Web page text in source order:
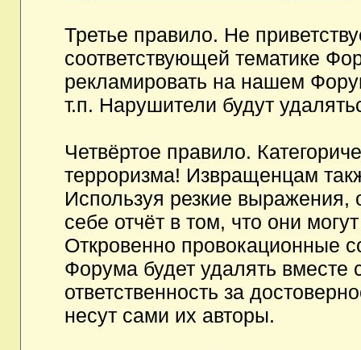
Третье правило. Не
соответствующей тематике
рекламировать на нашем
т.п. Нарушители будут
Четвёртое правило.
терроризма! Извращенцам
Используя резкие выражения,
себе отчёт в том, что они
Откровенно провокационные
Форума будет удалять вместе
ответственность за
несут сами их авторы.